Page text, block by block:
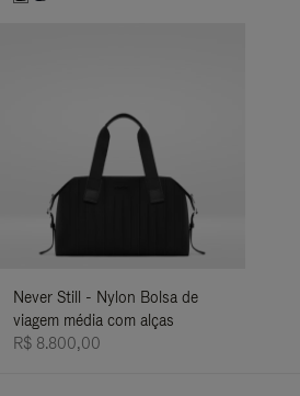
Never Still - Nylon Bolsa de
viagem média com alças
R$ 8.800,00